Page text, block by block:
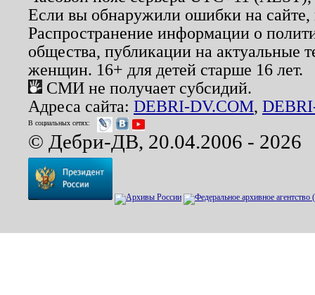
Если вы обнаружили ошибки на
Распространение информации о
общества, публикации на актуальные
женщин. 16+ для детей старше 16 лет.
СМИ не получает субсидий.
Адреса сайта: DEBRI-DV.COM,
В социальных сетях:
© Дебри-ДВ, 20.04.2006 - 2026